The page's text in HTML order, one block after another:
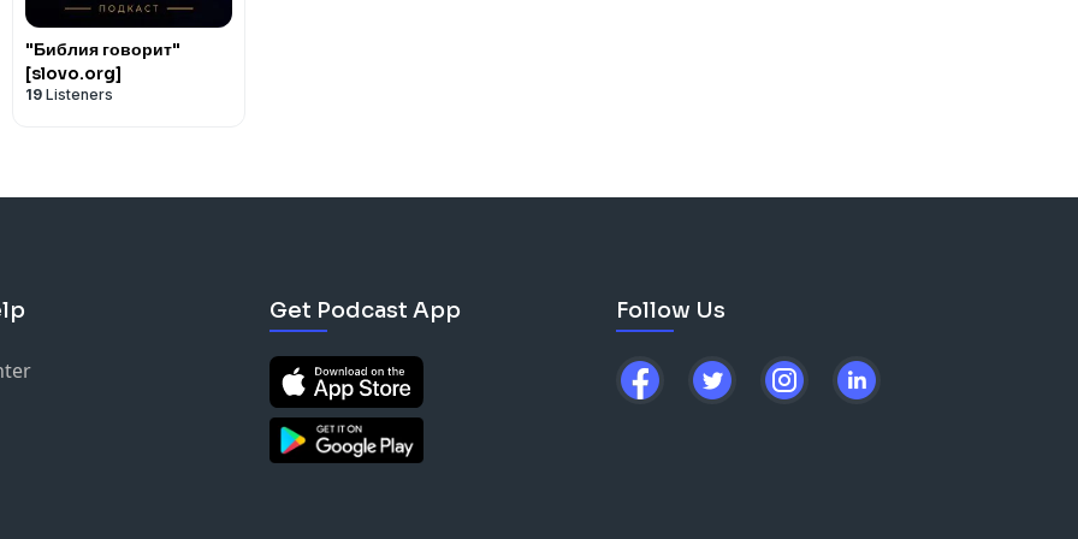
2. В Гефсимании → сознательно исполняет Писание: «как же
"Библия говорит"
[slovo.org]
19 Listeners
Get Podcast App Follow Us